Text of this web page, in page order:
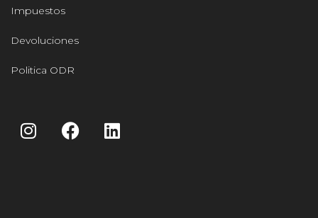
Impuestos
Devoluciones
Politica ODR